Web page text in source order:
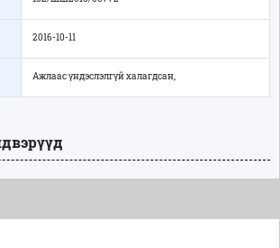
2016-10-11
Ажлаас үндэслэлгүй халагдсан,